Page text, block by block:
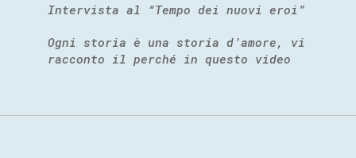
Intervista al “Tempo dei nuovi eroi”
Ogni storia è una storia d’amore, vi
racconto il perché in questo video